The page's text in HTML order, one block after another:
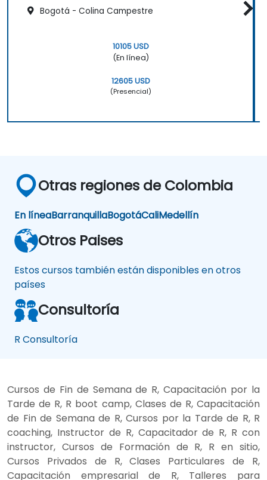
Bogotá - Colina Campestre
10105 USD
(En línea)
12605 USD
(Presencial)
Otras regiones de Colombia
En líneaBarranquillaBogotáCaliMedellín
Otros Paises
Estos cursos también están disponibles en otros
países
Consultoría
R Consultoría
Cursos de Fin de Semana de R, Capacitación por la
Tarde de R, R boot camp, Clases de R, Capacitación
de Fin de Semana de R, Cursos por la Tarde de R, R
coaching, Instructor de R, Capacitador de R, R con
instructor, Cursos de Formación de R, R en sitio,
Cursos Privados de R, Clases Particulares de R,
Capacitación empresarial de R, Talleres para